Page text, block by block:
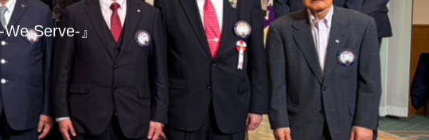
Serve-』